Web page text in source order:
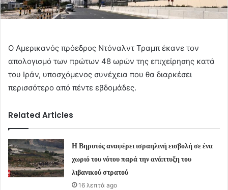
Ο Αμερικανός πρόεδρος Ντόναλντ Τραμπ έκανε τον
απολογισμό των πρώτων 48 ωρών της επιχείρησης κατά
του Ιράν, υποσχόμενος συνέχεια που θα διαρκέσει
περισσότερο από πέντε εβδομάδες.
Related Articles
Η Βηρυτός αναφέρει ισραηλινή εισβολή σε ένα
χωριό του νότου παρά την ανάπτυξη του
λιβανικού στρατού
16 λεπτά ago